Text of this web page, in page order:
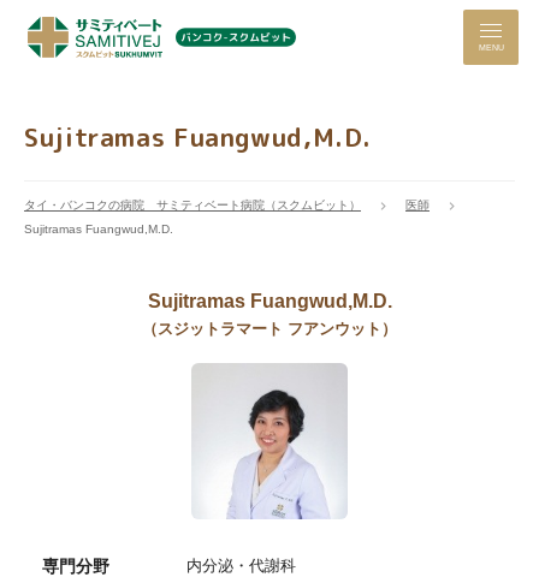
MENU
Sujitramas Fuangwud,M.D.
タイ・バンコクの病院 サミティベート病院（スクムビット）
医師
Sujitramas Fuangwud,M.D.
Sujitramas Fuangwud,M.D.
（スジットラマート フアンウット）
専門分野 内分泌・代謝科